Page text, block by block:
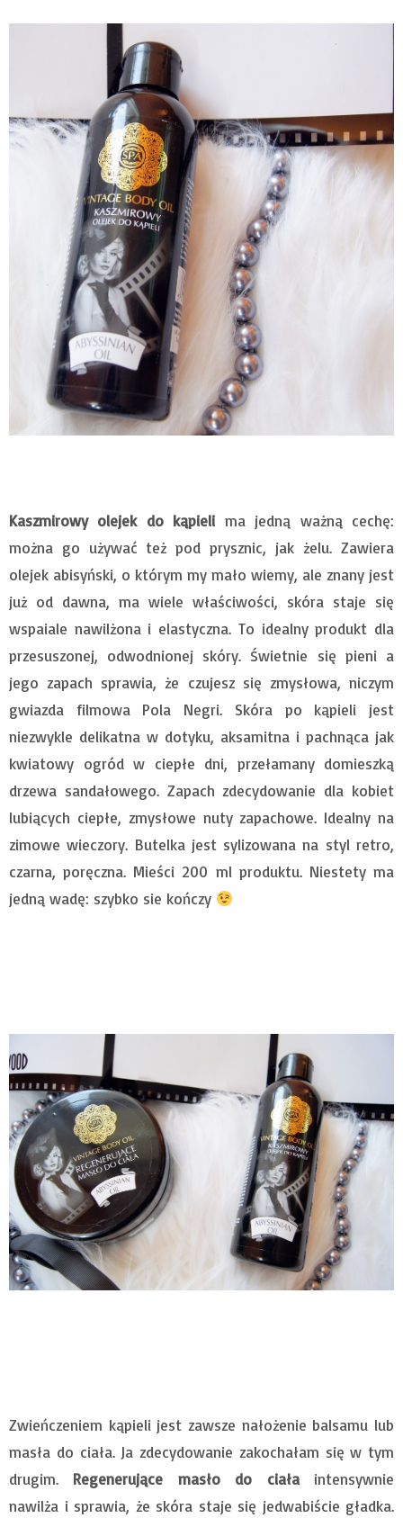
Kaszmirowy olejek do kąpieli ma jedną ważną cechę:
można go używać też pod prysznic, jak żelu. Zawiera
olejek abisyński, o którym my mało wiemy, ale znany jest
już od dawna, ma wiele właściwości, skóra staje się
wspaiale nawilżona i elastyczna. To idealny produkt dla
przesuszonej, odwodnionej skóry. Świetnie się pieni a
jego zapach sprawia, że czujesz się zmysłowa, niczym
gwiazda filmowa Pola Negri. Skóra po kąpieli jest
niezwykle delikatna w dotyku, aksamitna i pachnąca jak
kwiatowy ogród w ciepłe dni, przełamany domieszką
drzewa sandałowego. Zapach zdecydowanie dla kobiet
lubiących ciepłe, zmysłowe nuty zapachowe. Idealny na
zimowe wieczory. Butelka jest sylizowana na styl retro,
czarna, poręczna. Mieści 200 ml produktu. Niestety ma
jedną wadę: szybko sie kończy
Zwieńczeniem kąpieli jest zawsze nałożenie balsamu lub
masła do ciała. Ja zdecydowanie zakochałam się w tym
drugim. Regenerujące masło do ciała intensywnie
nawilża i sprawia, że skóra staje się jedwabiście gładka.